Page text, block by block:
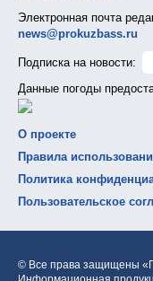
Электронная почта
news@prokuzbass.ru
Подписка на новости:
Данные погоды
О проекте
Правила
Политика
Пользовательское
© Все права защищены